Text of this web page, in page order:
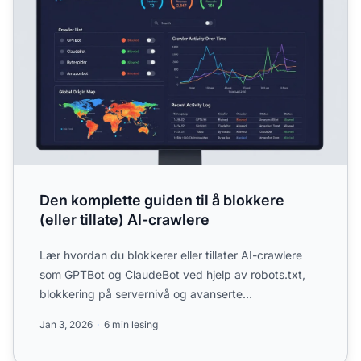
Den komplette guiden til å blokkere
(eller tillate) AI-crawlere
Lær hvordan du blokkerer eller tillater AI-crawlere
som GPTBot og ClaudeBot ved hjelp av robots.txt,
blokkering på servernivå og avanserte
Jan 3, 2026 6 min lesing